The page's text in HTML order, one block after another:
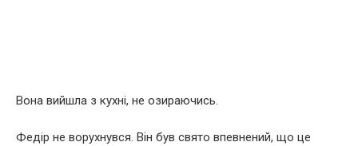
Вона вийшла з кухні, не озираючись.
Федір не ворухнувся. Він був свято впевнений, що це